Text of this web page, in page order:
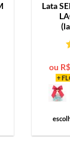
Lata
ou R$
+